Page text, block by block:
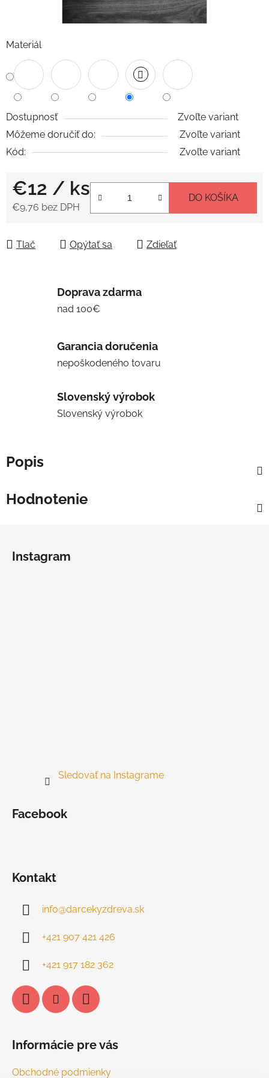
Materiál
Dostupnosť
Zvoľte variant
Môžeme doručiť do:
Zvoľte variant
Kód:
Zvoľte variant
€12 / ks
€9,76 bez DPH
DO KOŠÍKA
Tlač Opýtať sa Zdieľať
Doprava zdarma
nad 100€
Garancia doručenia
nepoškodeného tovaru
Slovenský výrobok
Slovenský výrobok
Popis
Hodnotenie
Instagram
Sledovať na Instagrame
Facebook
Kontakt
info@darcekyzdreva.sk
+421 907 421 426
+421 917 182 362
Informácie pre vás
Obchodné podmienky